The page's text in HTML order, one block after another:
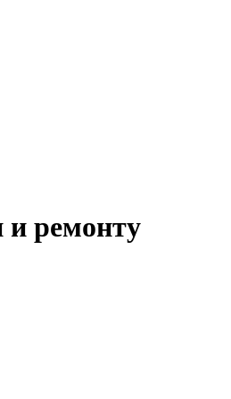
и ремонту